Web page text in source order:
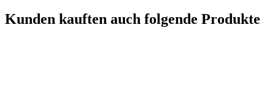
Kunden kauften auch folgende Produkte